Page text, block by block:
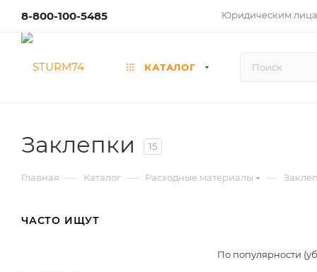
8-800-100-5485 Юридическим
КАТАЛОГ
Заклепки 15
Главная — Каталог — Расходные материалы —
ЧАСТО ИЩУТ
По популярности